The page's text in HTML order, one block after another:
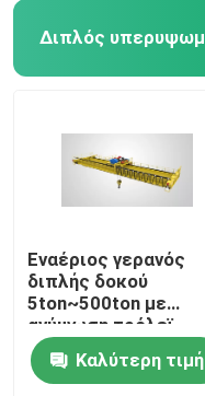
Εναέριος γερανός
διπλής δοκού
5ton~500ton με
ανύψωση τρόλεϊ
Καλύτερη τιμή